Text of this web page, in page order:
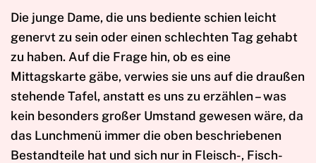
Die junge Dame, die uns bediente schien leicht
genervt zu sein oder einen schlechten Tag gehabt
zu haben. Auf die Frage hin, ob es eine
Mittagskarte gäbe, verwies sie uns auf die draußen
stehende Tafel, anstatt es uns zu erzählen – was
kein besonders großer Umstand gewesen wäre, da
das Lunchmenü immer die oben beschriebenen
Bestandteile hat und sich nur in Fleisch-, Fisch-